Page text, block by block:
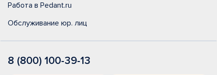
Работа в Pedant.ru
Обслуживание юр. лиц
8 (800) 100-39-13